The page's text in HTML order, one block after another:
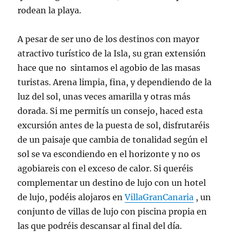
rodean la playa.
A pesar de ser uno de los destinos con mayor
atractivo turístico de la Isla, su gran extensión
hace que no sintamos el agobio de las masas
turistas.Arena limpia, fina, y dependiendo de la
luz del sol, unas veces amarilla y otras más
dorada. Si me permitís un consejo, haced esta
excursión antes de la puesta de sol, disfrutaréis
de un paisaje que cambia de tonalidad según el
sol se va escondiendo en el horizonte y no os
agobiareis con el exceso de calor. Si queréis
complementar un destino de lujo con un hotel
de lujo, podéis alojaros enVillaGranCanaria , un
conjunto de villas de lujo con piscina propia en
las que podréis descansar al final del día.